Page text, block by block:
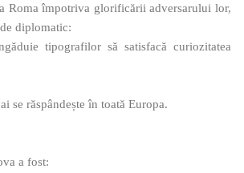
Roma împotriva glorificării adversarului lor,
diplomatic:
tipografilor să satisfacă curiozitatea
se răspândește în toată Europa.
a fost: